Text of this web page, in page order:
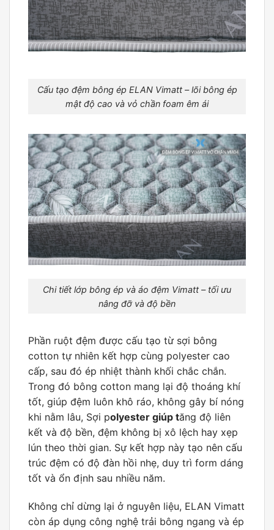
Cấu tạo đệm bông ép ELAN Vimatt – lõi bông ép
mật độ cao và vỏ chần foam êm ái
Chi tiết lớp bông ép và áo đệm Vimatt – tối ưu
nâng đỡ và độ bền
Phần ruột đệm được cấu tạo từ sợi bông
cotton tự nhiên kết hợp cùng polyester cao
cấp, sau đó ép nhiệt thành khối chắc chắn.
Trong đó bông cotton mang lại độ thoáng khí
tốt, giúp đệm luôn khô ráo, không gây bí nóng
khi nằm lâu, Sợi polyester giúp tăng độ liên
kết và độ bền, đệm không bị xô lệch hay xẹp
lún theo thời gian. Sự kết hợp này tạo nên cấu
trúc đệm có độ đàn hồi nhẹ, duy trì form dáng
tốt và ổn định sau nhiều năm.
Không chỉ dừng lại ở nguyên liệu, ELAN Vimatt
còn áp dụng công nghệ trải bông ngang và ép